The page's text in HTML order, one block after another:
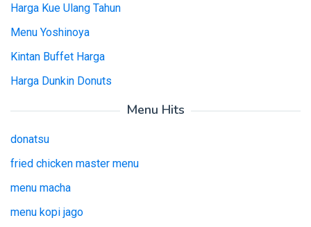
Harga Kue Ulang Tahun
Menu Yoshinoya
Kintan Buffet Harga
Harga Dunkin Donuts
Menu Hits
donatsu
fried chicken master menu
menu macha
menu kopi jago